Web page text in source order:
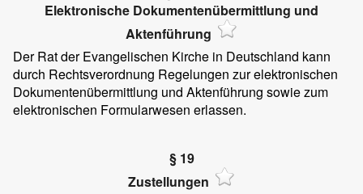
Elektronische Dokumentenübermittlung und
Aktenführung
Der Rat der Evangelischen Kirche in Deutschland kann
durch Rechtsverordnung Regelungen zur elektronischen
Dokumentenübermittlung und Aktenführung sowie zum
elektronischen Formularwesen erlassen.
§ 19
Zustellungen